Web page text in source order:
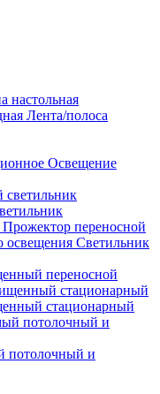
настольная
Лента/полоса
Освещение
Прожектор переносной
Светильник
переносной
стационарный
потолочный и